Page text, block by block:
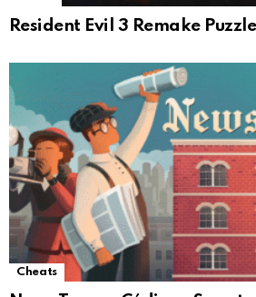
Resident Evil 3 Remake
Cheats